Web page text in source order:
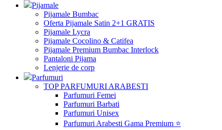
Pijamale
Pijamale Bumbac
Oferta Pijamale Satin 2+1 GRATIS
Pijamale Lycra
Pijamale Cocolino & Catifea
Pijamale Premium Bumbac Interlock
Pantaloni Pijama
Lenjerie de corp
Parfumuri
TOP PARFUMURI ARABESTI
Parfumuri Femei
Parfumuri Barbati
Parfumuri Unisex
Parfumuri Arabesti Gama Premium ⭐